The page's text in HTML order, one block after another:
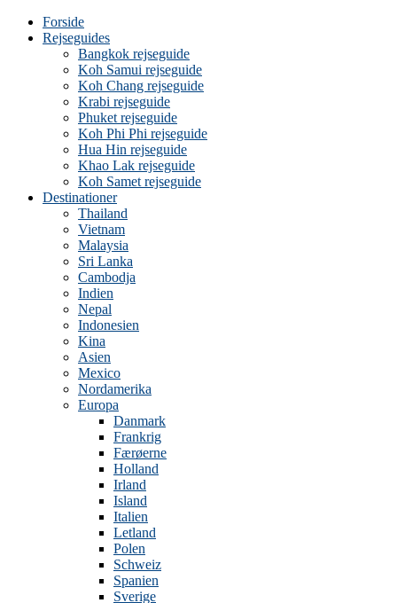
Forside
Rejseguides
Bangkok rejseguide
Koh Samui rejseguide
Koh Chang rejseguide
Krabi rejseguide
Phuket rejseguide
Koh Phi Phi rejseguide
Hua Hin rejseguide
Khao Lak rejseguide
Koh Samet rejseguide
Destinationer
Thailand
Vietnam
Malaysia
Sri Lanka
Cambodja
Indien
Nepal
Indonesien
Kina
Asien
Mexico
Nordamerika
Europa
Danmark
Frankrig
Færøerne
Holland
Irland
Island
Italien
Letland
Polen
Schweiz
Spanien
Sverige